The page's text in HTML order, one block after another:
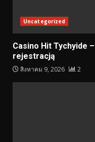
Uncategorized
Casino Hit Tychyide
rejestracją
สิงหาคม 9, 2026 2